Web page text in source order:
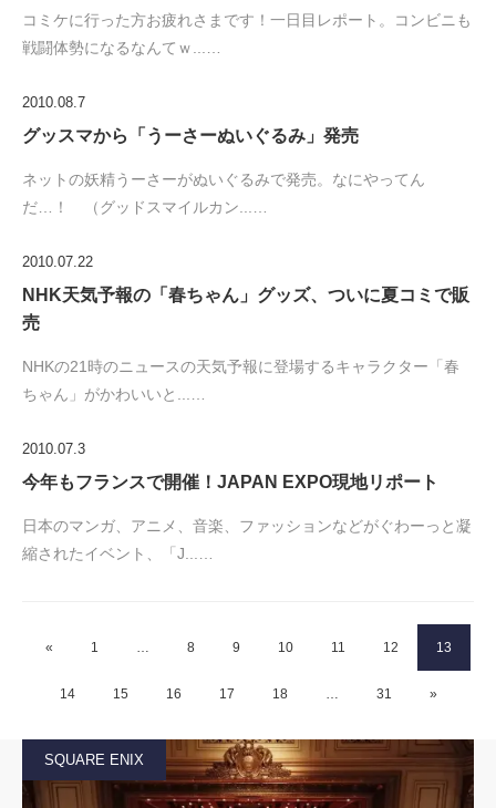
コミケに行った方お疲れさまです！一日目レポート。コンビニも
戦闘体勢になるなんてｗ...…
2010.08.7
グッスマから「うーさーぬいぐるみ」発売
ネットの妖精うーさーがぬいぐるみで発売。なにやってん
だ…！ （グッドスマイルカン...…
2010.07.22
NHK天気予報の「春ちゃん」グッズ、ついに夏コミで販
売
NHKの21時のニュースの天気予報に登場するキャラクター「春
ちゃん」がかわいいと...…
2010.07.3
今年もフランスで開催！JAPAN EXPO現地リポート
日本のマンガ、アニメ、音楽、ファッションなどがぐわーっと凝
縮されたイベント、「J...…
« 1 8 9 10 11 12 13
14 15 16 17 18 31 »
SQUARE ENIX